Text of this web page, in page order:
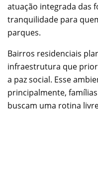
atuação integrada das
tranquilidade para
parques.
Bairros residenciais
infraestrutura que
a paz social. Esse
principalmente,
buscam uma rotina